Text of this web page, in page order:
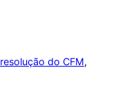
resolução do CFM